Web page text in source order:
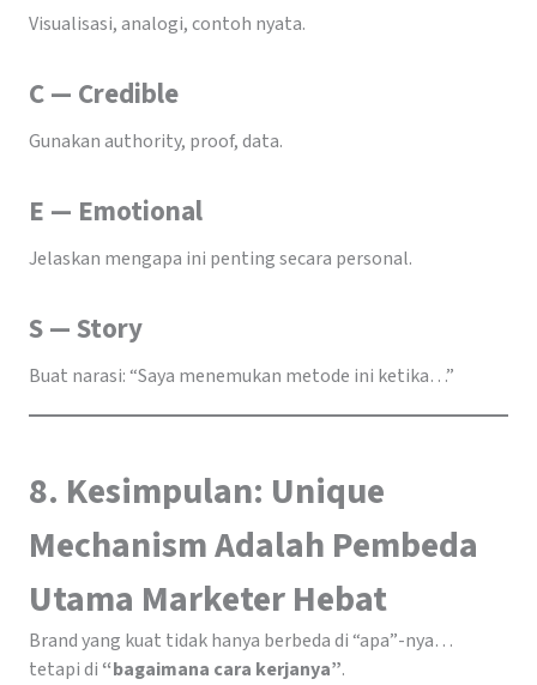
Visualisasi, analogi, contoh nyata.
C — Credible
Gunakan authority, proof, data.
E — Emotional
Jelaskan mengapa ini penting secara personal.
S — Story
Buat narasi: “Saya menemukan metode ini ketika…”
8. Kesimpulan: Unique
Mechanism Adalah Pembeda
Utama Marketer Hebat
Brand yang kuat tidak hanya berbeda di “apa”-nya…
tetapi di “bagaimana cara kerjanya”.